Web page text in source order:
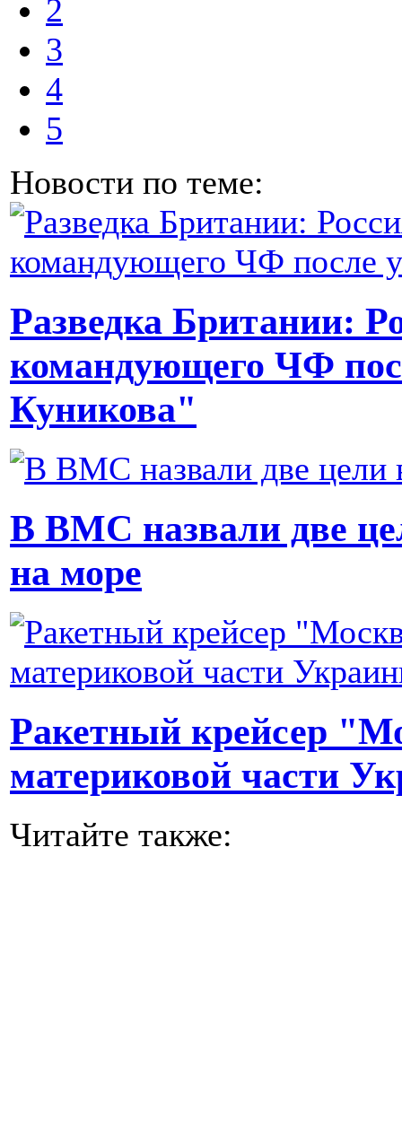
2
3
4
5
Новости по теме:
Разведка Британии:
командующего ЧФ
Куникова"
В ВМС назвали две
на море
Ракетный крейсер
материковой части
Читайте также: